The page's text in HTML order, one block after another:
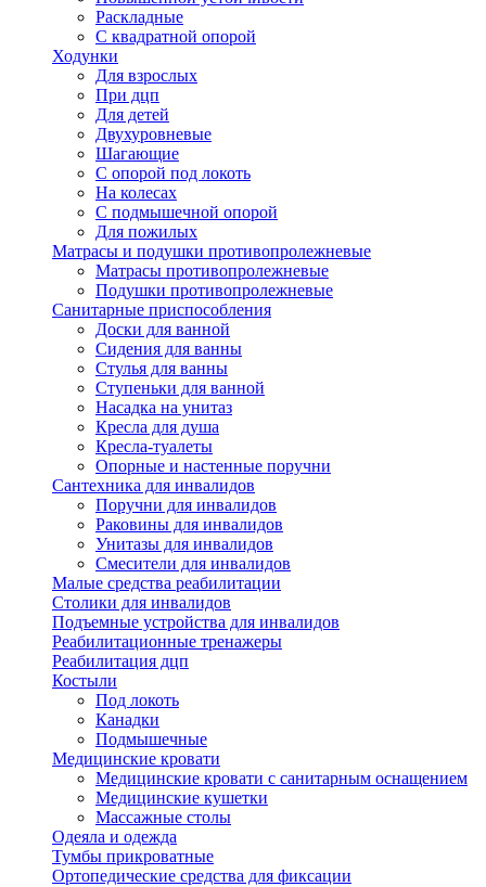
Раскладные
С квадратной опорой
Ходунки
Для взрослых
При дцп
Для детей
Двухуровневые
Шагающие
С опорой под локоть
На колесах
С подмышечной опорой
Для пожилых
Матрасы и подушки противопролежневые
Матрасы противопролежневые
Подушки противопролежневые
Санитарные приспособления
Доски для ванной
Сидения для ванны
Стулья для ванны
Ступеньки для ванной
Насадка на унитаз
Кресла для душа
Кресла-туалеты
Опорные и настенные поручни
Сантехника для инвалидов
Поручни для инвалидов
Раковины для инвалидов
Унитазы для инвалидов
Смесители для инвалидов
Малые средства реабилитации
Столики для инвалидов
Подъемные устройства для инвалидов
Реабилитационные тренажеры
Реабилитация дцп
Костыли
Под локоть
Канадки
Подмышечные
Медицинские кровати
Медицинские кровати с санитарным оснащением
Медицинские кушетки
Массажные столы
Одеяла и одежда
Тумбы прикроватные
Ортопедические средства для фиксации